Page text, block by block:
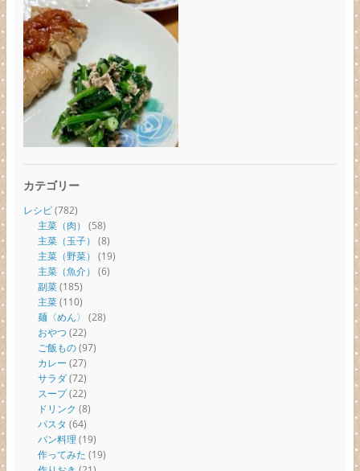
カテゴリー
レシピ(782)
主菜（肉） (58)
主菜（玉子） (8)
主菜（野菜） (19)
主菜（魚介） (6)
副菜(185)
主菜(110)
麺〈めん〉 (28)
おやつ (22)
ご飯もの(97)
カレー (27)
サラダ(72)
スープ(22)
ドリンク (8)
パスタ (64)
パン料理 (19)
作ってみた (19)